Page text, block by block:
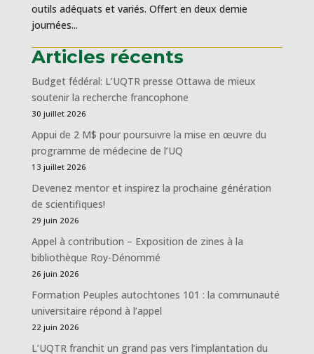
outils adéquats et variés. Offert en deux demie
journées...
Articles récents
Budget fédéral: L’UQTR presse Ottawa de mieux
soutenir la recherche francophone
30 juillet 2026
Appui de 2 M$ pour poursuivre la mise en œuvre du
programme de médecine de l’UQ
13 juillet 2026
Devenez mentor et inspirez la prochaine génération
de scientifiques!
29 juin 2026
Appel à contribution – Exposition de zines à la
bibliothèque Roy-Dénommé
26 juin 2026
Formation Peuples autochtones 101 : la communauté
universitaire répond à l’appel
22 juin 2026
L’UQTR franchit un grand pas vers l’implantation du